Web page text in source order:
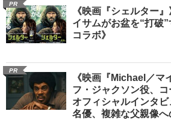
PR
《映画『シェルター
イサムがお盆を“打破”
コラボ》
PR
《映画『Michael／マ
フ・ジャクソン役、
オフィシャルインタ
名優、複雑な父親像